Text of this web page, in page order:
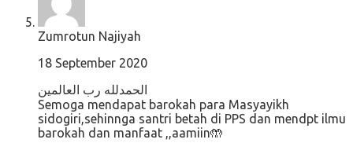
Zumrotun Najiyah
18 September 2020
الحمدلله رب العالمين
Semoga mendapat barokah para Masyayikh
sidogiri,sehinnga santri betah di PPS dan mendpt ilmu
barokah dan manfaat ,,aamiin🤲